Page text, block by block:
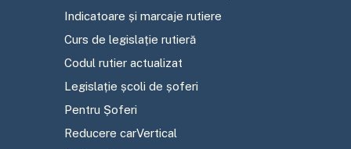
Indicatoare și marcaje rutiere
Curs de legislație rutieră
Codul rutier actualizat
Legislație școli de șoferi
Pentru Șoferi
Reducere carVertical